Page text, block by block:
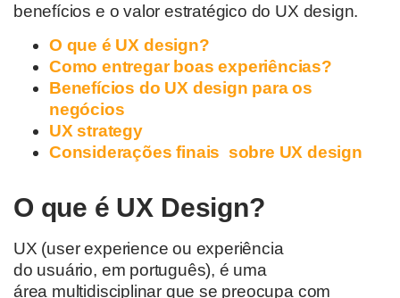
benefícios e o valor estratégico do UX design.
O que é UX design?
Como entregar boas experiências?
Benefícios do UX design para os
negócios
UXstrategy
Considerações finais sobre UX design
O que é UX Design?
UX (user experience ou experiência
do usuário, em português), é uma
área multidisciplinar que se preocupa com